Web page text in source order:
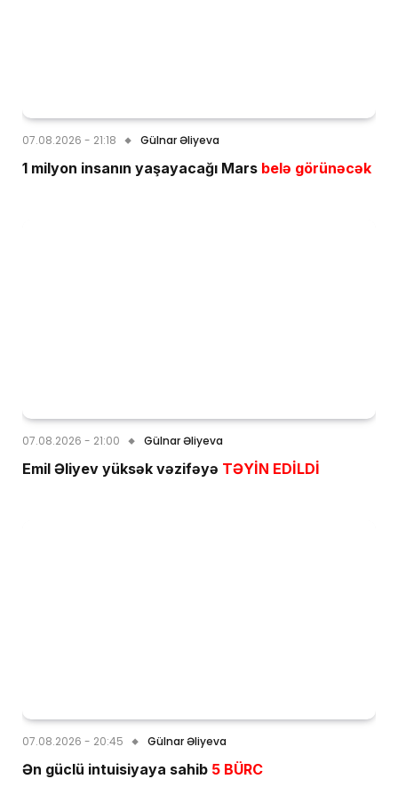
07.08.2026 - 21:18 Gülnar Əliyeva
1 milyon insanın yaşayacağı Mars belə görünəcək
07.08.2026 - 21:00 Gülnar Əliyeva
Emil Əliyev yüksək vəzifəyə TƏYİN EDİLDİ
07.08.2026 - 20:45 Gülnar Əliyeva
Ən güclü intuisiyaya sahib 5 BÜRC